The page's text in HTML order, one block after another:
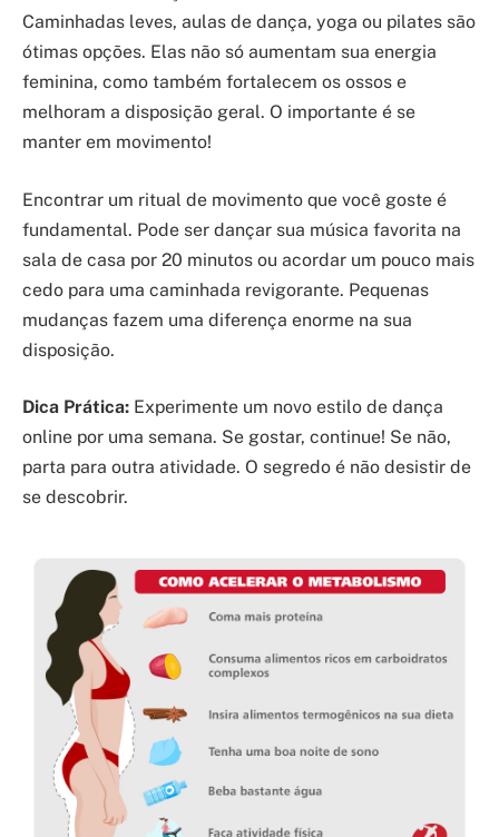
Caminhadas leves, aulas de dança, yoga ou pilates são
ótimas opções. Elas não só aumentam sua energia
feminina, como também fortalecem os ossos e
melhoram a disposição geral. O importante é se
manter em movimento!
Encontrar um ritual de movimento que você goste é
fundamental. Pode ser dançar sua música favorita na
sala de casa por 20 minutos ou acordar um pouco mais
cedo para uma caminhada revigorante. Pequenas
mudanças fazem uma diferença enorme na sua
disposição.
Dica Prática: Experimente um novo estilo de dança
online por uma semana. Se gostar, continue! Se não,
parta para outra atividade. O segredo é não desistir de
se descobrir.